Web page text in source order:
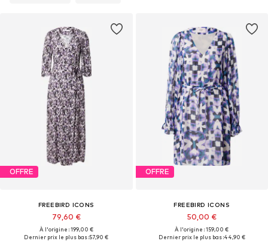
OFFRE
FREEBIRD ICONS
79,60 €
À l'origine : 199,00 €
Dernier prix le plus bas :57,90 €
OFFRE
FREEBIRD ICONS
50,00 €
À l'origine : 159,00 €
Dernier prix le plus bas :44,90 €